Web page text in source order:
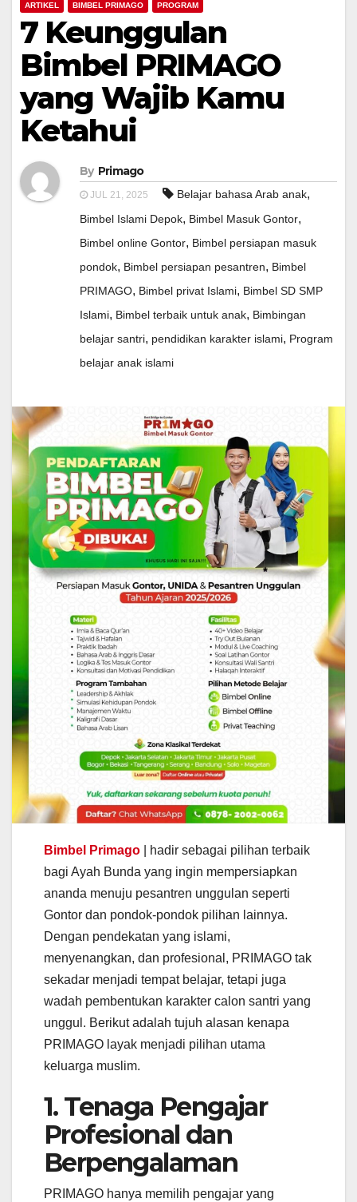
ARTIKEL BIMBEL PRIMAGO PROGRAM
7 Keunggulan
Bimbel PRIMAGO
yang Wajib Kamu
Ketahui
By Primago
JUL 21, 2025 Belajar bahasa Arab anak,
Bimbel Islami Depok, Bimbel Masuk Gontor,
Bimbel online Gontor, Bimbel persiapan masuk
pondok, Bimbel persiapan pesantren, Bimbel
PRIMAGO, Bimbel privat Islami, Bimbel SD SMP
Islami, Bimbel terbaik untuk anak, Bimbingan
belajar santri, pendidikan karakter islami, Program
belajar anak islami
Bimbel Primago | hadir sebagai pilihan terbaik
bagi Ayah Bunda yang ingin mempersiapkan
ananda menuju pesantren unggulan seperti
Gontor dan pondok-pondok pilihan lainnya.
Dengan pendekatan yang islami,
menyenangkan, dan profesional, PRIMAGO tak
sekadar menjadi tempat belajar, tetapi juga
wadah pembentukan karakter calon santri yang
unggul. Berikut adalah tujuh alasan kenapa
PRIMAGO layak menjadi pilihan utama
keluarga muslim.
1. Tenaga Pengajar
Profesional dan
Berpengalaman
PRIMAGO hanya memilih pengajar yang